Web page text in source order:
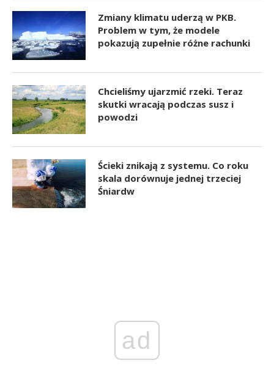
Zmiany klimatu uderzą w PKB.
Problem w tym, że modele
pokazują zupełnie różne rachunki
Chcieliśmy ujarzmić rzeki. Teraz
skutki wracają podczas susz i
powodzi
Ścieki znikają z systemu. Co roku
skala dorównuje jednej trzeciej
Śniardw
ad